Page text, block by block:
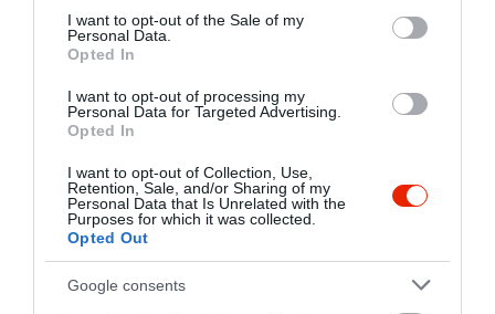
consent section.
I want to opt-out of the Sale of my
Personal Data.
Opted In
I want to opt-out of processing my
Personal Data for Targeted Advertising.
Opted In
I want to opt-out of Collection, Use,
Retention, Sale, and/or Sharing of my
Personal Data that Is Unrelated with the
Purposes for which it was collected.
Opted Out
Google consents
2017. Május 13.
az étterembe. Esztétikus,
tiszta, környezet fogadott
várakozási idővel, gyorsan
történt. A rendelt ételek
bőséges mennyiségűek,
finomak, ízlésesen tálaltak
voltak. Az étterem vezetői,